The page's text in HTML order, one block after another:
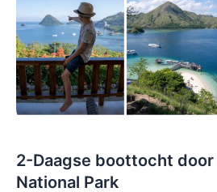
2-Daagse boottocht
National Park